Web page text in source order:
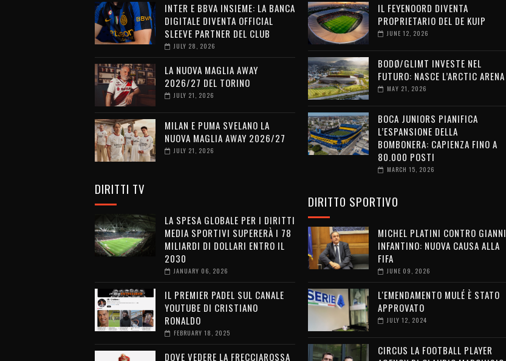
INTER E BBVA INSIEME: LA BANCA
DIGITALE DIVENTA OFFICIAL
SLEEVE PARTNER DEL CLUB
JULY 28, 2026
LA NUOVA MAGLIA AWAY
2026/27 DEL TORINO
JULY 21, 2026
MILAN E PUMA SVELANO LA
NUOVA MAGLIA AWAY 2026/27
JULY 21, 2026
DIRITTI TV
LA SPESA GLOBALE PER I DIRITTI
MEDIA SPORTIVI SUPERERÀ I 78
MILIARDI DI DOLLARI ENTRO IL
2030
JANUARY 06, 2026
IL PREMIER PADEL SUL CANALE
YOUTUBE DI CRISTIANO
RONALDO
FEBRUARY 18, 2025
DOVE VEDERE LA FRECCIAROSSA
IL FEYENOORD DIVENTA
PROPRIETARIO DEL DE KUIP
JUNE 12, 2026
BODØ/GLIMT INVESTE NEL
FUTURO: NASCE L’ARCTIC ARENA
MAY 21, 2026
BOCA JUNIORS PIANIFICA
L’ESPANSIONE DELLA
BOMBONERA: CAPIENZA FINO A
80.000 POSTI
MARCH 15, 2026
DIRITTO SPORTIVO
MICHEL PLATINI CONTRO GIANNI
INFANTINO: NUOVA CAUSA ALLA
FIFA
JUNE 09, 2026
L'EMENDAMENTO MULÉ È STATO
APPROVATO
JULY 12, 2024
CIRCUS LA FOOTBALL PLAYER